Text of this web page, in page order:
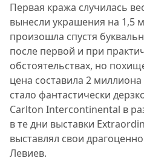
Первая кража случилась
вынесли украшения на 1,5
произошла спустя
после первой и при
обстоятельствах, но
цена составила 2
стало фантастически
Carlton Intercontinental в
в те дни выставки
выставлял свои
Левиев.